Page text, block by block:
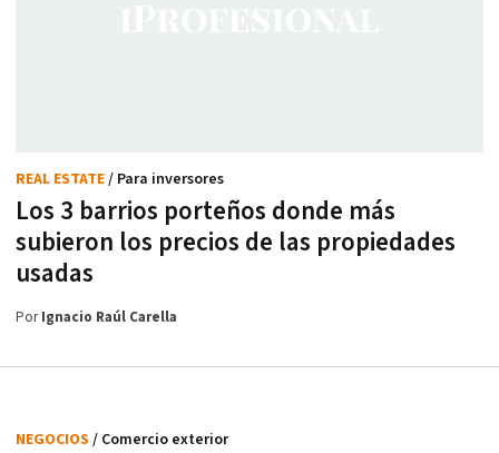
Los 3 barrios porteños donde más
subieron los precios de las propiedades
usadas
REAL ESTATE/ Para inversores
PorIgnacio Raúl Carella
NEGOCIOS / Comercio exterior